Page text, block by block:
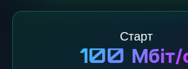
Старт
100 Мбіт/